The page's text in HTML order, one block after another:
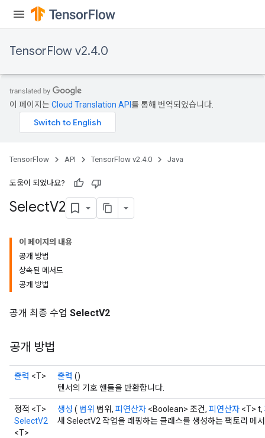
TensorFlow v2.4.0
이 페이지는Cloud Translation API 를 통해 번역되었습니다.
TensorFlow API TensorFlow v2.4.0 Java
도움이 되었나요?
SelectV2
이 페이지의 내용
공개 방법
상속된 메서드
공개 방법
공개 최종 수업 SelectV2
공개 방법
출력 <T> 출력 ()
텐서의 기호 핸들을 반환합니다.
정적 <T>
SelectV2
<T>
생성 ( 범위 범위, 피연산자 <Boolean> 조건, 피연산자 <T> t,
새 SelectV2 작업을 래핑하는 클래스를 생성하는 팩토리 메